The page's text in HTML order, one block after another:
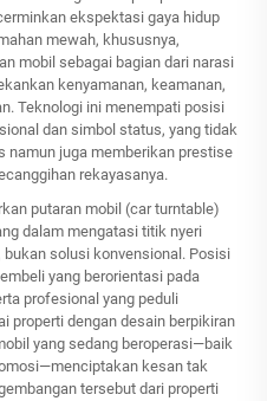
ekspektasi gaya hidup
mewah, khususnya,
mobil sebagai bagian dari narasi
kenyamanan, keamanan,
Teknologi ini menempati posisi
dan simbol status, yang tidak
namun juga memberikan prestise
rekayasanya.
putaran mobil (car turntable)
dalam mengatasi titik nyeri
solusi konvensional. Posisi
yang berorientasi pada
profesional yang peduli
properti dengan desain berpikiran
yang sedang beroperasi—baik
kesan tak
tersebut dari properti